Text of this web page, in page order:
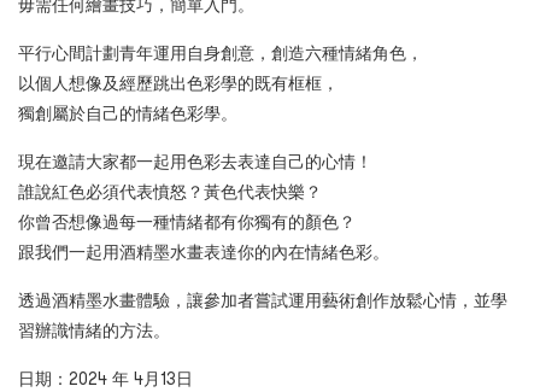
毋需任何繪畫技巧，簡單入門。
平行心間計劃青年運用自身創意，創造六種情緒角色，
以個人想像及經歷跳出色彩學的既有框框，
獨創屬於自己的情緒色彩學。
現在邀請大家都一起用色彩去表達自己的心情！
誰說紅色必須代表憤怒？黃色代表快樂？
你曾否想像過每一種情緒都有你獨有的顏色？
跟我們一起用酒精墨水畫表達你的內在情緒色彩。
透過酒精墨水畫體驗，讓參加者嘗試運用藝術創作放鬆心情，並學
習辦識情緒的方法。
日期：2024 年 4月13日